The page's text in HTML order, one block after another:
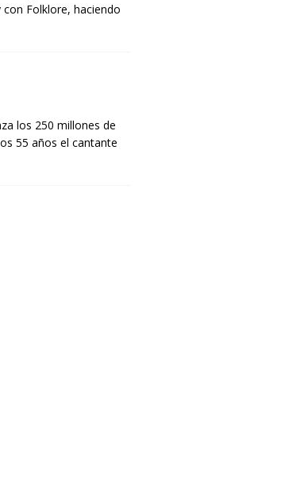
Folklore, haciendo
los 250 millones de
55 años el cantante